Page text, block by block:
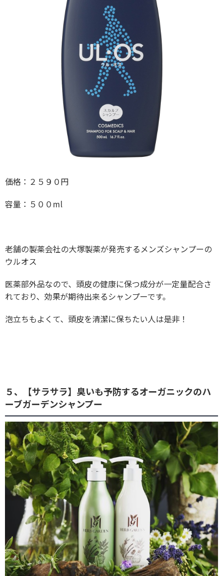
価格：２５９０円
容量：５００ml
老舗の製薬会社の大塚製薬が発売するメンズシャンプーの
ウルオス
医薬部外品なので、頭皮の健康に保つ成分が一定量配合さ
れており、効果が期待出来るシャンプーです。
泡立ちもよくて、頭皮を清潔に保ちたい人は是非！
５、【サラサラ】臭いも予防するオーガニックのハ
ーブガーデンシャンプー